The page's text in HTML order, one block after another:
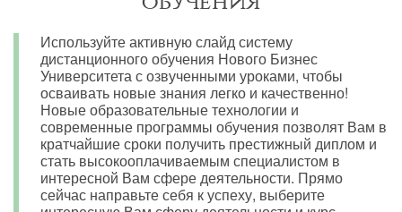
Используйте активную слайд систему
дистанционного обучения Нового Бизнес
Университета с озвученными уроками, чтобы
осваивать новые знания легко и качественно!
Новые образовательные технологии и
современные программы обучения позволят Вам в
кратчайшие сроки получить престижный диплом и
стать высокооплачиваемым специалистом в
интересной Вам сфере деятельности. Прямо
сейчас направьте себя к успеху, выберите